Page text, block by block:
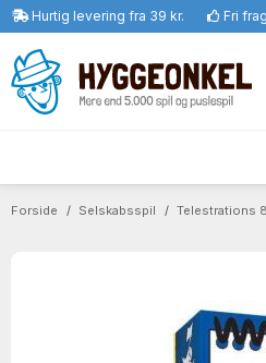
Hurtig levering fra 39 kr. Fri
Forside Selskabsspil Telestrations